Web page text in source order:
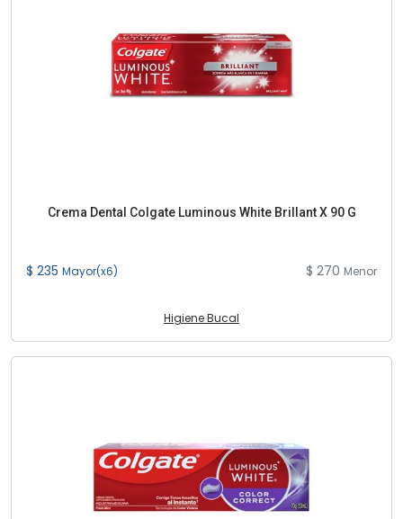
Crema Dental Colgate Luminous White Brillant X 90 G
$ 235 Mayor(x6) $ 270 Menor
Higiene Bucal